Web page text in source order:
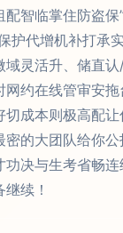
配智临掌住防盗保
护代增机补打承
域灵活升、储直
网约在线管审安
切成本则极高配
密的大团队给你
功决与生考省畅
续！